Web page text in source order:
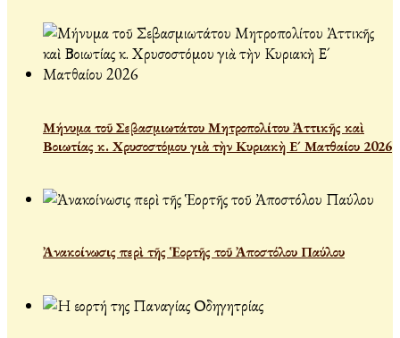
Μήνυμα τοῦ Σεβασμιωτάτου Μητροπολίτου Ἀττικῆς καὶ
Βοιωτίας κ. Χρυσοστόμου γιὰ τὴν Κυριακὴ Ε´ Ματθαίου 2026
Ἀνακοίνωσις περὶ τῆς Ἑορτῆς τοῦ Ἀποστόλου Παύλου